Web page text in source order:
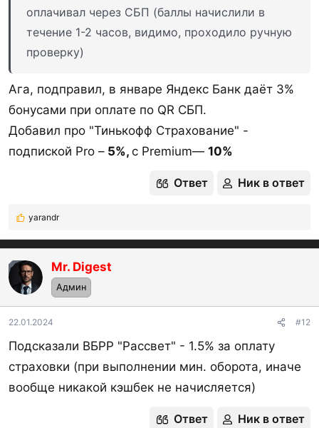
оплачивал через СБП (баллы начислили в
течение 1-2 часов, видимо, проходило ручную
проверку)
Ага, подправил, в январе Яндекс Банк даёт 3%
бонусами при оплате по QR СБП.
Добавил про "Тинькофф Cтрахование" -
подпиской Pro – 5%, с Premium— 10%
Ответ Ник в ответ
Р
е
а
к
ц
и
и
:
yarandr
OP Mr. Digest
Админ
22.01.2024 #12
Подсказали ВБРР "Рассвет" - 1.5% за оплату
страховки (при выполнении мин. оборота, иначе
вообще никакой кэшбек не начисляется)
Ответ Ник в ответ